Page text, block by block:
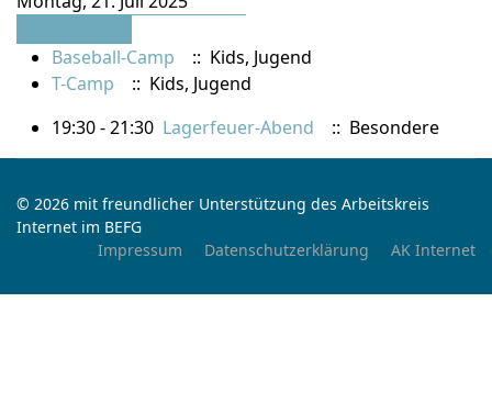
Baseball-Camp
:: Kids, Jugend
T-Camp
:: Kids, Jugend
19:30 - 21:30 Lagerfeuer-Abend :: Besondere
© 2026 mit freundlicher Unterstützung des Arbeitskreis
Internet im BEFG
Impressum
Datenschutzerklärung AK Internet